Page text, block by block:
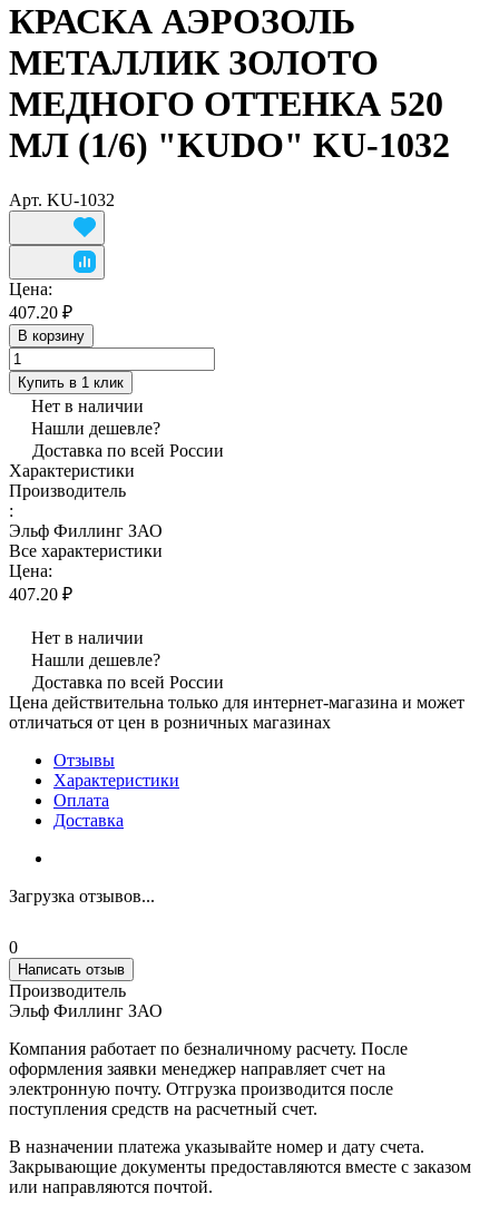
КРАСКА АЭРОЗОЛЬ
МЕТАЛЛИК ЗОЛОТО
МЕДНОГО ОТТЕНКА 520
МЛ (1/6) "KUDO" KU-1032
Арт. KU-1032
Цена:
407.20 ₽
В корзину
Купить в 1 клик
Нет в наличии
Нашли дешевле?
Доставка по всей России
Характеристики
Производитель
:
Эльф Филлинг ЗАО
Все характеристики
Цена:
407.20 ₽
Нет в наличии
Нашли дешевле?
Доставка по всей России
Цена действительна только для интернет-магазина и может
отличаться от цен в розничных магазинах
Отзывы
Характеристики
Оплата
Доставка
Загрузка отзывов...
0
Написать отзыв
Производитель
Эльф Филлинг ЗАО
Компания работает по безналичному расчету. После
оформления заявки менеджер направляет счет на
электронную почту. Отгрузка производится после
поступления средств на расчетный счет.
В назначении платежа указывайте номер и дату счета.
Закрывающие документы предоставляются вместе с заказом
или направляются почтой.